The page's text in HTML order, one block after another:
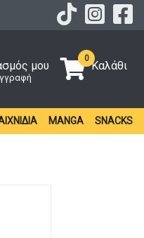
μου
0
Καλάθι
MANGA SNACKS